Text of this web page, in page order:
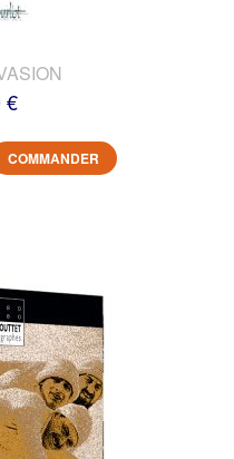
€
COMMANDER